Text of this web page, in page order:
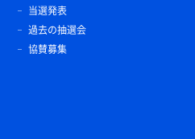
当選発表
過去の抽選会
協賛募集